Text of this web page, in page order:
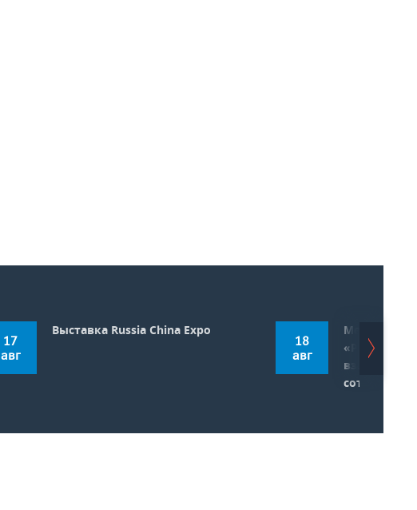
17
авг
Выставка Russia China Expo
18
авг
«РОСТКИ: